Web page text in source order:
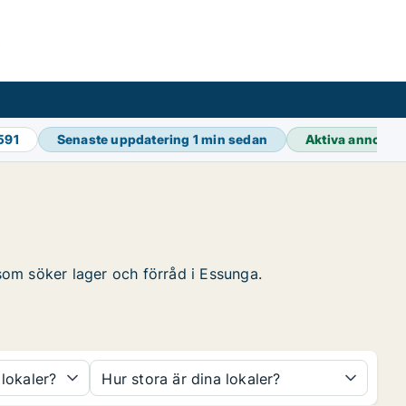
Senaste uppdatering 1 min sedan Aktiva
söker lager och förråd i Essunga.
Hur stora är dina lokaler?